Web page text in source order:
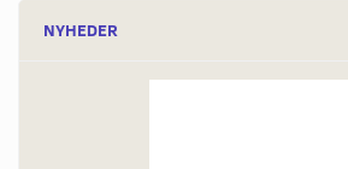
NYHEDER